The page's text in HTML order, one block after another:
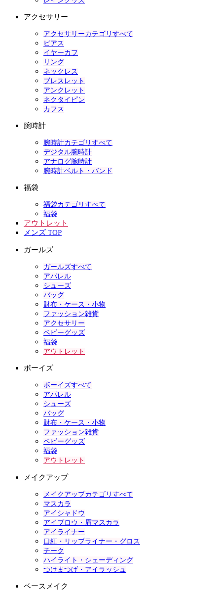
アクセサリー
アクセサリーカテゴリすべて
ピアス
イヤーカフ
リング
ネックレス
ブレスレット
アンクレット
ネクタイピン
カフス
腕時計
腕時計カテゴリすべて
デジタル腕時計
アナログ腕時計
腕時計ベルト・バンド
福袋
福袋カテゴリすべて
福袋
アウトレット
メンズ TOP
ガールズ
ガールズすべて
アパレル
シューズ
バッグ
財布・ケース・小物
ファッション雑貨
アクセサリー
ベビーグッズ
福袋
アウトレット
ボーイズ
ボーイズすべて
アパレル
シューズ
バッグ
財布・ケース・小物
ファッション雑貨
ベビーグッズ
福袋
アウトレット
メイクアップ
メイクアップカテゴリすべて
マスカラ
アイシャドウ
アイブロウ・眉マスカラ
アイライナー
口紅・リップライナー・グロス
チーク
ハイライト・シェーディング
つけまつげ・アイラッシュ
ベースメイク